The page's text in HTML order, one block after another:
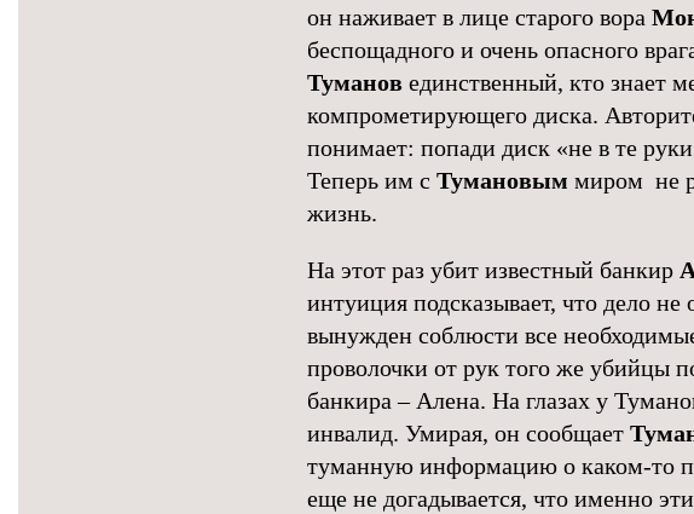
он наживает в лице старого вора
беспощадного и очень опасного
Туманов единственный, кто знает
компрометирующего диска.
понимает: попади диск «не в те
Теперь им с Тумановым миром не
жизнь.
На этот раз убит известный банкир
интуиция подсказывает, что дело
вынужден соблюсти все
проволочки от рук того же убийцы
банкира – Алена. На глазах у
инвалид. Умирая, он сообщает
туманную информацию о каком-то
еще не догадывается, что именно